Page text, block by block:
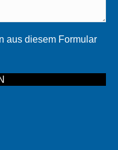
aus diesem Formular